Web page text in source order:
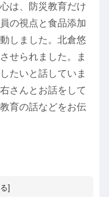
は、防災教育だけ
の視点と食品添加
しました。北倉悠
せられました。ま
たいと話していま
さんとお話をして
育の話などをお伝